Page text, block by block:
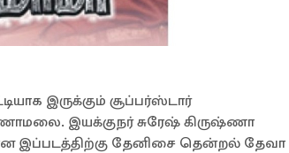
இருக்கும் சூப்பர்ஸ்டார்
இயக்குநர் சுரேஷ் கிருஷ்ணா
இப்படத்திற்கு தேனிசை தென்றல் தேவா